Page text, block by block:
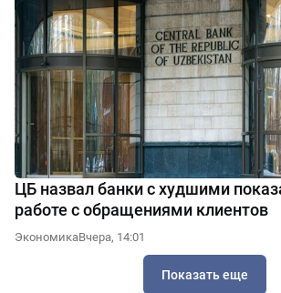
ЦБ назвал банки с худшими
работе с обращениями клиентов
ЭкономикаВчера, 14:01
Показать еще